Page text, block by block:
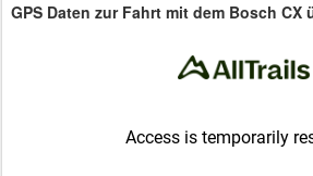
GPS Daten zur Fahrt mit dem Bosch CX